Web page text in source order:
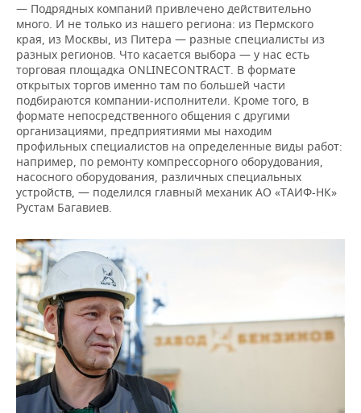
— Подрядных компаний привлечено действительно
много. И не только из нашего региона: из Пермского
края, из Москвы, из Питера — разные специалисты из
разных регионов. Что касается выбора — у нас есть
торговая площадка ONLINECONTRACT. В формате
открытых торгов именно там по большей части
подбираются компании-исполнители. Кроме того, в
формате непосредственного общения с другими
организациями, предприятиями мы находим
профильных специалистов на определенные виды работ:
например, по ремонту компрессорного оборудования,
насосного оборудования, различных специальных
устройств, — поделился главный механик АО «ТАИФ-НК»
Рустам Багавиев.